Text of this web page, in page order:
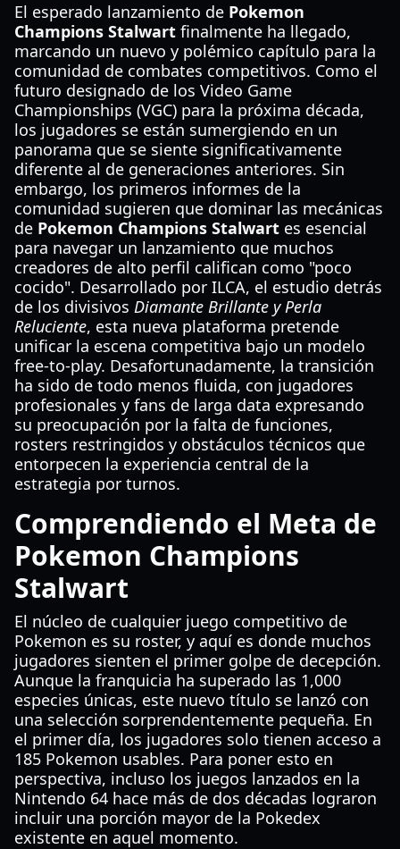
El esperado lanzamiento de Pokemon
Champions Stalwart finalmente ha llegado,
marcando un nuevo y polémico capítulo para la
comunidad de combates competitivos. Como el
futuro designado de los Video Game
Championships (VGC) para la próxima década,
los jugadores se están sumergiendo en un
panorama que se siente significativamente
diferente al de generaciones anteriores. Sin
embargo, los primeros informes de la
comunidad sugieren que dominar las mecánicas
de Pokemon Champions Stalwart es esencial
para navegar un lanzamiento que muchos
creadores de alto perfil califican como "poco
cocido". Desarrollado por ILCA, el estudio detrás
de los divisivos Diamante Brillante y Perla
Reluciente, esta nueva plataforma pretende
unificar la escena competitiva bajo un modelo
free-to-play. Desafortunadamente, la transición
ha sido de todo menos fluida, con jugadores
profesionales y fans de larga data expresando
su preocupación por la falta de funciones,
rosters restringidos y obstáculos técnicos que
entorpecen la experiencia central de la
estrategia por turnos.
Comprendiendo el Meta de
Pokemon Champions
Stalwart
El núcleo de cualquier juego competitivo de
Pokemon es su roster, y aquí es donde muchos
jugadores sienten el primer golpe de decepción.
Aunque la franquicia ha superado las 1,000
especies únicas, este nuevo título se lanzó con
una selección sorprendentemente pequeña. En
el primer día, los jugadores solo tienen acceso a
185 Pokemon usables. Para poner esto en
perspectiva, incluso los juegos lanzados en la
Nintendo 64 hace más de dos décadas lograron
incluir una porción mayor de la Pokedex
existente en aquel momento.